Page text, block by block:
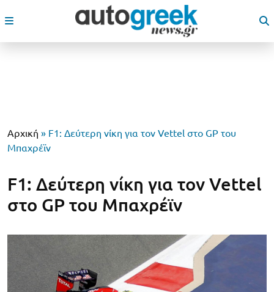
Αρχική » F1: Δεύτερη νίκη για τον Vettel στο GP του
Μπαχρέϊν
F1: Δεύτερη νίκη για τον Vettel
στο GP του Μπαχρέϊν